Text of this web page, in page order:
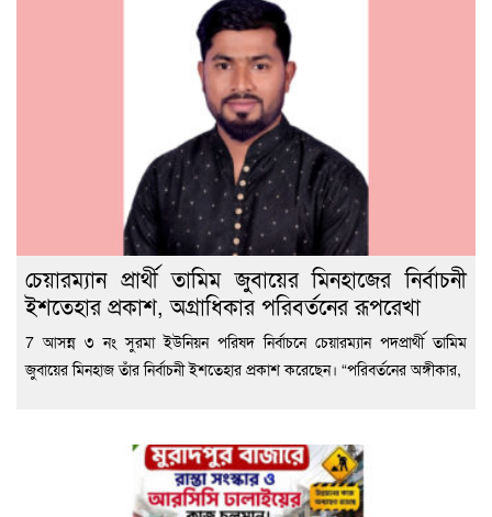
চেয়ারম্যান প্রার্থী তামিম জুবায়ের মিনহাজের নির্বাচনী
ইশতেহার প্রকাশ, অগ্রাধিকার পরিবর্তনের রূপরেখা
7 আসন্ন ৩ নং সুরমা ইউনিয়ন পরিষদ নির্বাচনে চেয়ারম্যান পদপ্রার্থী তামিম
জুবায়ের মিনহাজ তাঁর নির্বাচনী ইশতেহার প্রকাশ করেছেন। “পরিবর্তনের অঙ্গীকার,